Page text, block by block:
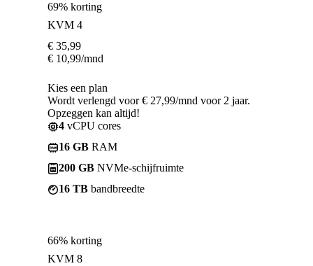
69% korting
KVM 4
€ 35,99
€ 10,99/mnd
Kies een plan
Wordt verlengd voor € 27,99/mnd voor 2 jaar.
Opzeggen kan altijd!
4 vCPU cores
16 GB RAM
200 GB NVMe-schijfruimte
16 TB bandbreedte
66% korting
KVM 8